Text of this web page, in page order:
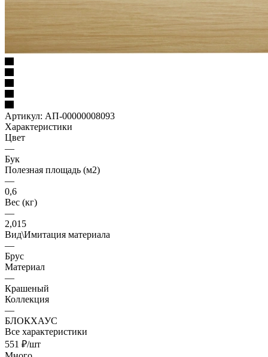
Артикул: АП-00000008093
Характеристики
Цвет
—
Бук
Полезная площадь (м2)
—
0,6
Вес (кг)
—
2,015
Вид\Имитация материала
—
Брус
Материал
—
Крашеный
Коллекция
—
БЛОКХАУС
Все характеристики
551 ₽/шт